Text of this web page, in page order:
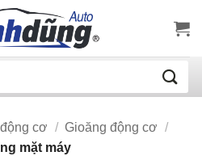
cơ / Gioăng động cơ /
mặt máy